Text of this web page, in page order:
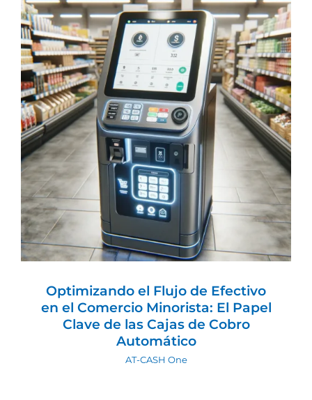
Optimizando el Flujo de Efectivo en el
Comercio Minorista: El Papel Clave de
las Cajas de Cobro Automático
AT-CASH One
Optimizando el Flujo de Efectivo
en el Comercio Minorista: El Papel
Clave de las Cajas de Cobro
Automático
AT-CASH One